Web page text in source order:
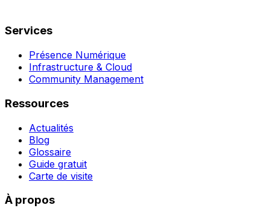
Services
Présence Numérique
Infrastructure & Cloud
Community Management
Ressources
Actualités
Blog
Glossaire
Guide gratuit
Carte de visite
À propos